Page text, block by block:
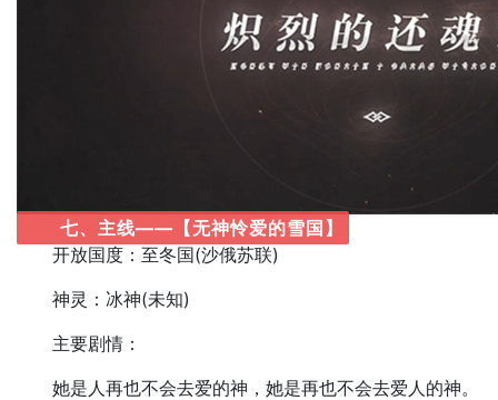
七、主线——【无神怜爱的雪国】
开放国度：至冬国(沙俄苏联)
神灵：冰神(未知)
主要剧情：
她是人再也不会去爱的神，她是再也不会去爱人的神。